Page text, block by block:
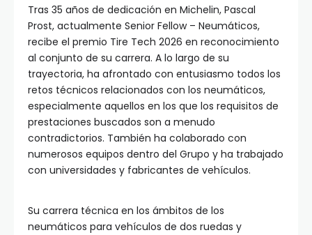
Tras 35 años de dedicación en Michelin, Pascal
Prost, actualmente Senior Fellow – Neumáticos,
recibe el premio Tire Tech 2026 en reconocimiento
al conjunto de su carrera. A lo largo de su
trayectoria, ha afrontado con entusiasmo todos los
retos técnicos relacionados con los neumáticos,
especialmente aquellos en los que los requisitos de
prestaciones buscados son a menudo
contradictorios. También ha colaborado con
numerosos equipos dentro del Grupo y ha trabajado
con universidades y fabricantes de vehículos.
Su carrera técnica en los ámbitos de los
neumáticos para vehículos de dos ruedas y